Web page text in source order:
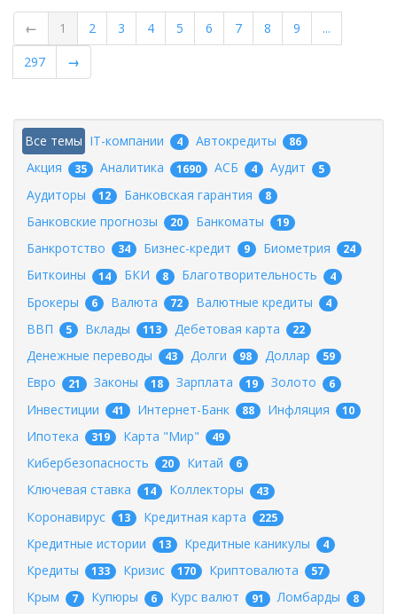
← 1 2 3 4 5 6 7 8 9
...
297
→
Все темы IT-компании 4 Автокредиты 86
Акция 35 Аналитика 1690 АСБ 4 Аудит 5
Аудиторы 12 Банковская гарантия 8
Банковские прогнозы 20 Банкоматы 19
Банкротство 34 Бизнес-кредит 9 Биометрия 24
Биткоины 14 БКИ 8 Благотворительность 4
Брокеры 6 Валюта 72 Валютные кредиты 4
ВВП 5 Вклады 113 Дебетовая карта 22
Денежные переводы 43 Долги 98 Доллар 59
Евро 21 Законы 18 Зарплата 19 Золото 6
Инвестиции 41 Интернет-Банк 88 Инфляция 10
Ипотека 319 Карта "Мир" 49
Кибербезопасность 20 Китай 6
Ключевая ставка 14 Коллекторы 43
Коронавирус 13 Кредитная карта 225
Кредитные истории 13 Кредитные каникулы 4
Кредиты 133 Кризис 170 Криптовалюта 57
Крым 7 Купюры 6 Курс валют 91 Ломбарды 8